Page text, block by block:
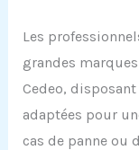
Les
grandes
Cedeo,
adaptées pour
cas de panne ou